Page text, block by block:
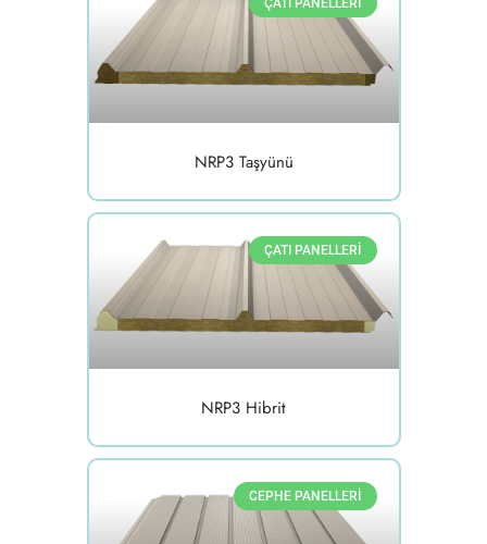
ÇATI PANELLERI
NRP3 Taşyünü
ÇATI PANELLERI
NRP3 Hibrit
CEPHE PANELLERI